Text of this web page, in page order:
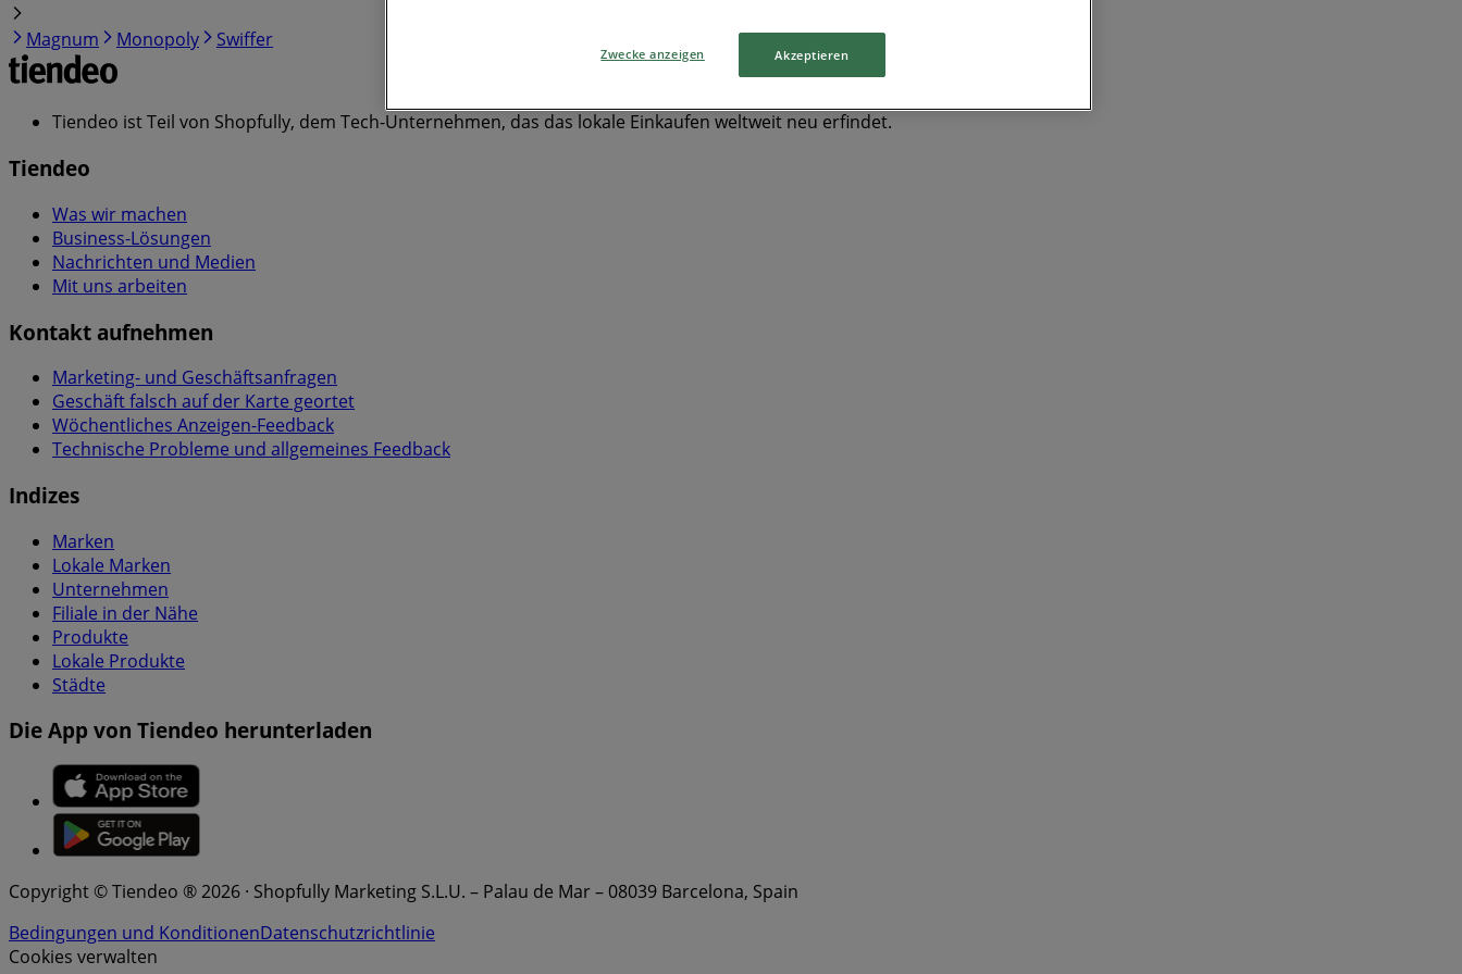
Magnum
Monopoly Swiffer
Tiendeo ist Teil von Shopfully, dem Tech-Unternehmen, das das lokale Einkaufen weltweit neu erfindet.
Tiendeo
Was wir machen
Business-Lösungen
Nachrichten und Medien
Mit uns arbeiten
Kontakt aufnehmen
Marketing- und Geschäftsanfragen
Geschäft falsch auf der Karte geortet
Wöchentliches Anzeigen-Feedback
Technische Probleme und allgemeines Feedback
Indizes
Marken
Lokale Marken
Unternehmen
Filiale in der Nähe
Produkte
Lokale Produkte
Städte
Die App von Tiendeo herunterladen
Copyright © Tiendeo ® 2026 · Shopfully Marketing S.L.U. – Palau de Mar – 08039 Barcelona, Spain
Bedingungen und KonditionenDatenschutzrichtlinie
Cookies verwalten
Zwecke anzeigen Akzeptieren